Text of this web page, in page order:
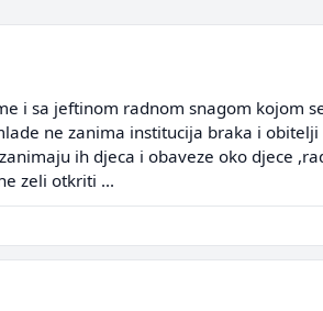
i sa jeftinom radnom snagom kojom
ne zanima institucija braka i obitelji
ih djeca i obaveze oko djece
zeli otkriti ...